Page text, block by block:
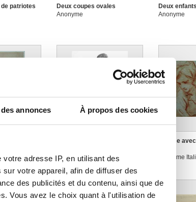
annonces À propos des cookies
adresse IP, en utilisant des
votre appareil, afin de diffuser des
des publicités et du contenu, ainsi que de
Vous avez le choix quant à l'utilisation de
patriotes
Deux coupes ovales
Anonyme
Deux
Anonyme
Femme
Anonyme